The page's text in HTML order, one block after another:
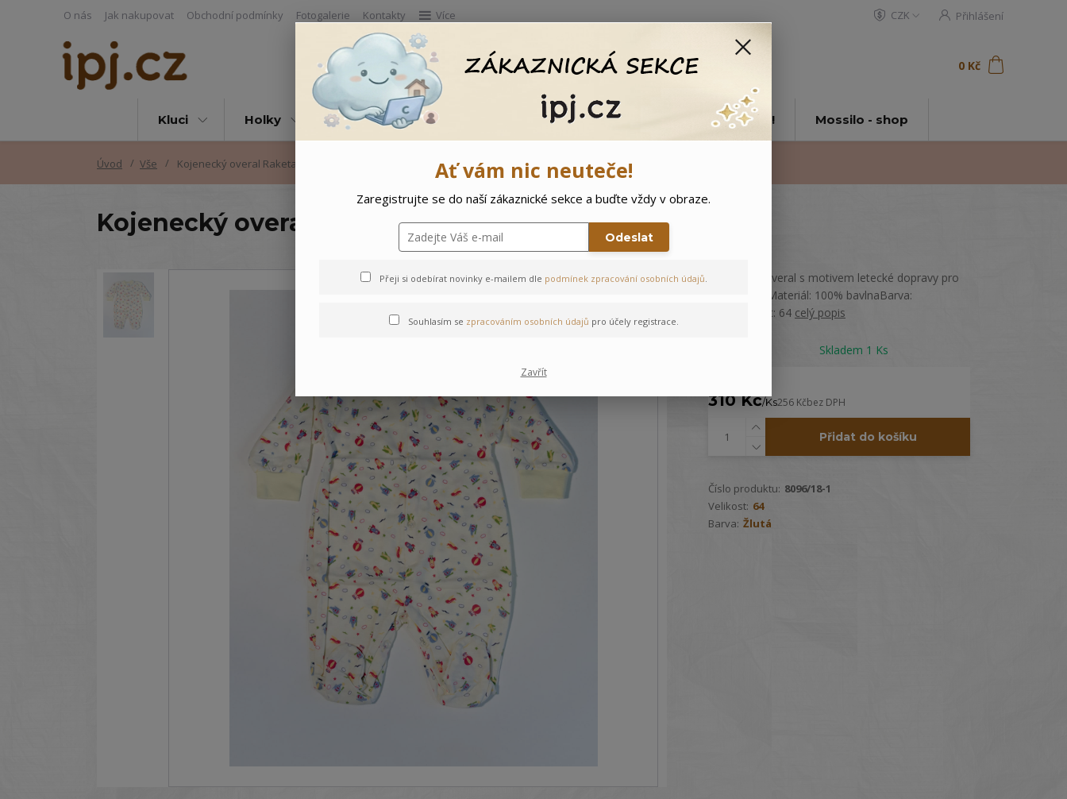
O nás Jak nakupovat Obchodní podmínky Fotogalerie Kontakty Více CZK Přihlášení
Hledat 0 Kč
Kluci Holky Vše Doprodej Ostatní 🌲 Vítejte ve světě Mossilo! Mossilo - shop
Úvod Vše Kojenecký overal Raketa
Kojenecký overal Raketa
Kojenecký overal s motivem letecké dopravy pro
malé piloty.Materiál: 100% bavlnaBarva:
ŽlutáVelikost: 64 celý popis
Skladem 1 Ks
310 Kč/Ks256 Kčbez DPH
Přidat do košíku
Číslo produktu: 8096/18-1
Velikost: 64
Barva: Žlutá
Ať vám nic neuteče!
Zaregistrujte se do naší zákaznické sekce a buďte vždy v obraze.
Odeslat
Přeji si odebírat novinky e-mailem dle podmínek zpracování osobních údajů.
Souhlasím se zpracováním osobních údajů pro účely registrace.
Zavřít